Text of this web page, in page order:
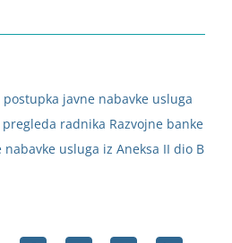
javne nabavke usluga
radnika Razvojne banke
usluga iz Aneksa II dio B